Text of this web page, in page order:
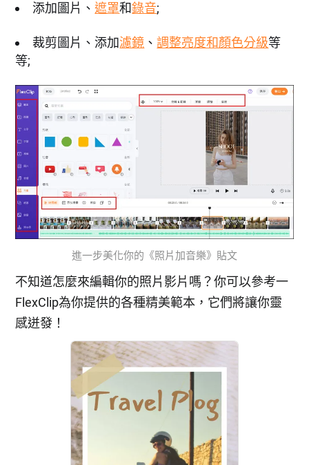
添加圖片、遮罩和錄音;
裁剪圖片、添加濾鏡 、調整亮度和顏色分級等
等;
進一步美化你的《照片加音樂》貼文
不知道怎麼來編輯你的照片影片嗎？你可以參考一
FlexClip為你提供的各種精美範本，它們將讓你靈
感迸發！